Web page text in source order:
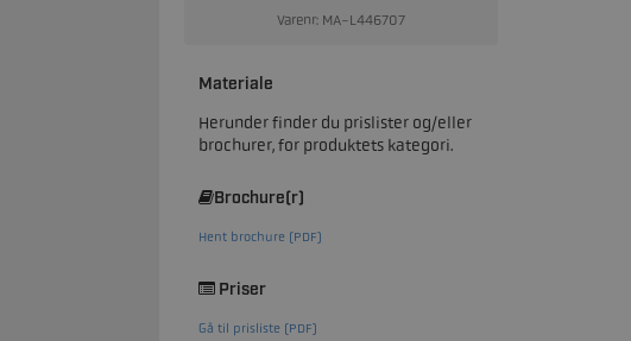
Varenr: MA-L446707
Materiale
Herunder finder du prislister og/eller
brochurer, for produktets kategori.
Brochure(r)
Hent brochure (PDF)
Priser
Gå til prisliste (PDF)